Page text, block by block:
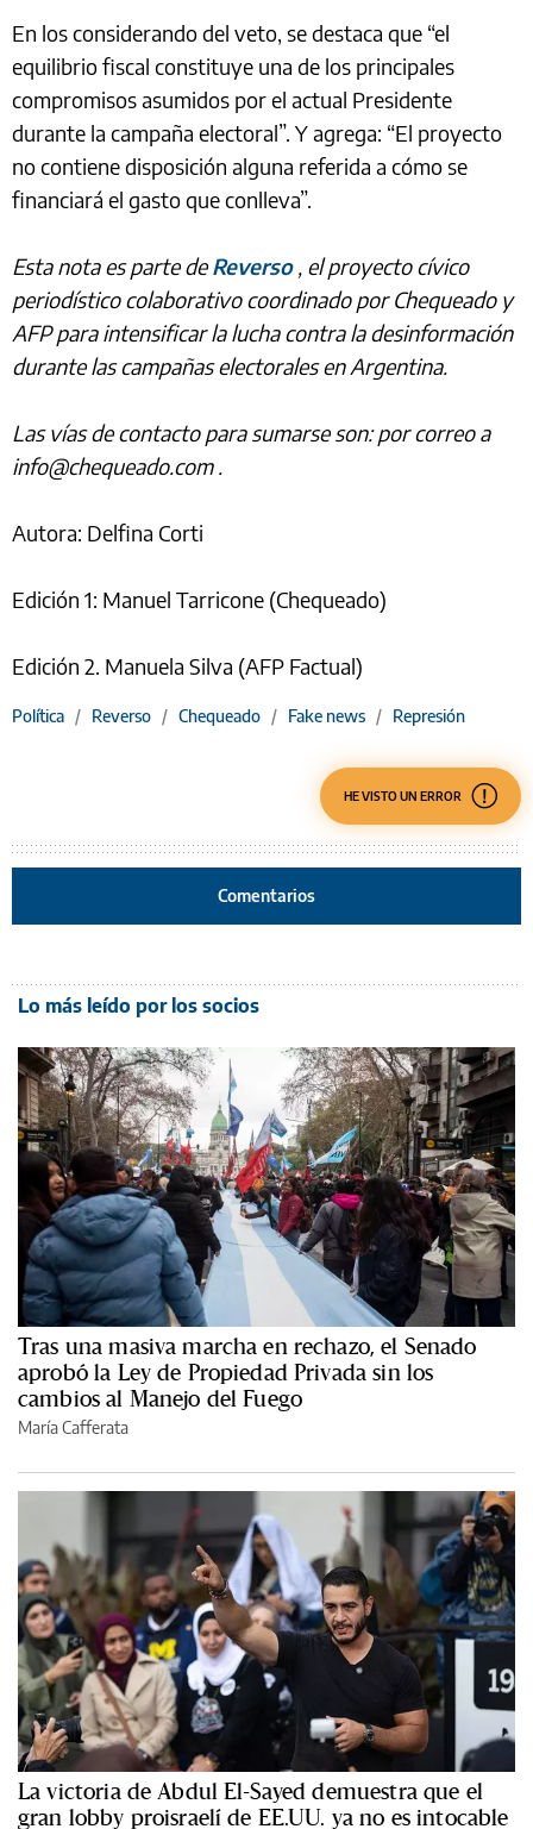
En los considerando del veto, se destaca que “el
equilibrio fiscal constituye una de los principales
compromisos asumidos por el actual Presidente
durante la campaña electoral”. Y agrega: “El proyecto
no contiene disposición alguna referida a cómo se
financiará el gasto que conlleva”.
Esta nota es parte de Reverso , el proyecto cívico
periodístico colaborativo coordinado por Chequeado y
AFP para intensificar la lucha contra la desinformación
durante las campañas electorales en Argentina.
Las vías de contacto para sumarse son: por correo a
info@chequeado.com .
Autora: Delfina Corti
Edición 1: Manuel Tarricone (Chequeado)
Edición 2. Manuela Silva (AFP Factual)
Política / Reverso / Chequeado / Fake news / Represión
HE VISTO UN ERROR
Comentarios
Lo más leído por los socios
Tras una masiva marcha en rechazo, el Senado
aprobó la Ley de Propiedad Privada sin los
cambios al Manejo del Fuego
María Cafferata
La victoria de Abdul El-Sayed demuestra que el
gran lobby proisraelí de EE.UU. ya no es intocable